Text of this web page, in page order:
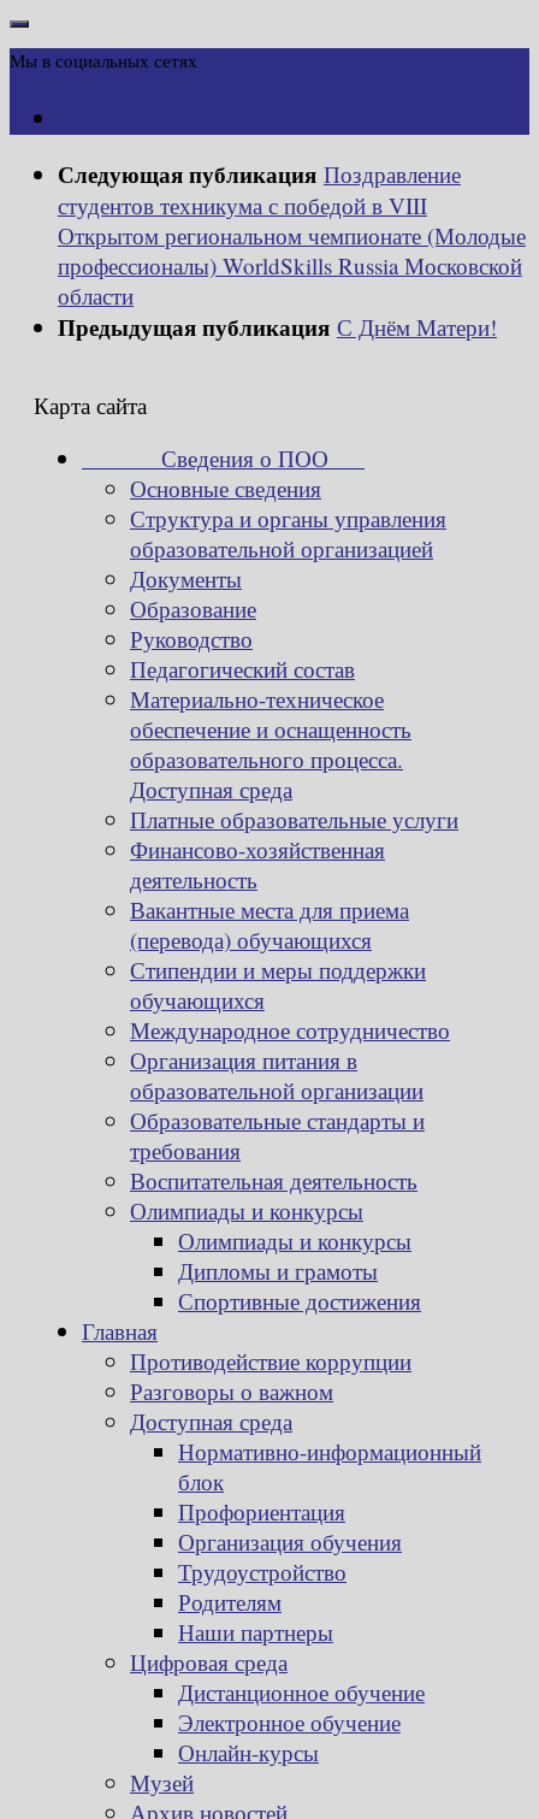
Мы в социальных сетях
Следующая публикация Поздравление
студентов техникума с победой в VIII
Открытом региональном чемпионате (Молодые
профессионалы) WorldSkills Russia Московской
области
Предыдущая публикация С Днём Матери!
Карта сайта
Сведения о ПОО
Основные сведения
Структура и органы управления
образовательной организацией
Документы
Образование
Руководство
Педагогический состав
Материально-техническое
обеспечение и оснащенность
образовательного процесса.
Доступная среда
Платные образовательные услуги
Финансово-хозяйственная
деятельность
Вакантные места для приема
(перевода) обучающихся
Стипендии и меры поддержки
обучающихся
Международное сотрудничество
Организация питания в
образовательной организации
Образовательные стандарты и
требования
Воспитательная деятельность
Олимпиады и конкурсы
Олимпиады и конкурсы
Дипломы и грамоты
Спортивные достижения
Главная
Противодействие коррупции
Разговоры о важном
Доступная среда
Нормативно-информационный
блок
Профориентация
Организация обучения
Трудоустройство
Родителям
Наши партнеры
Цифровая среда
Дистанционное обучение
Электронное обучение
Онлайн-курсы
Музей
Архив новостей